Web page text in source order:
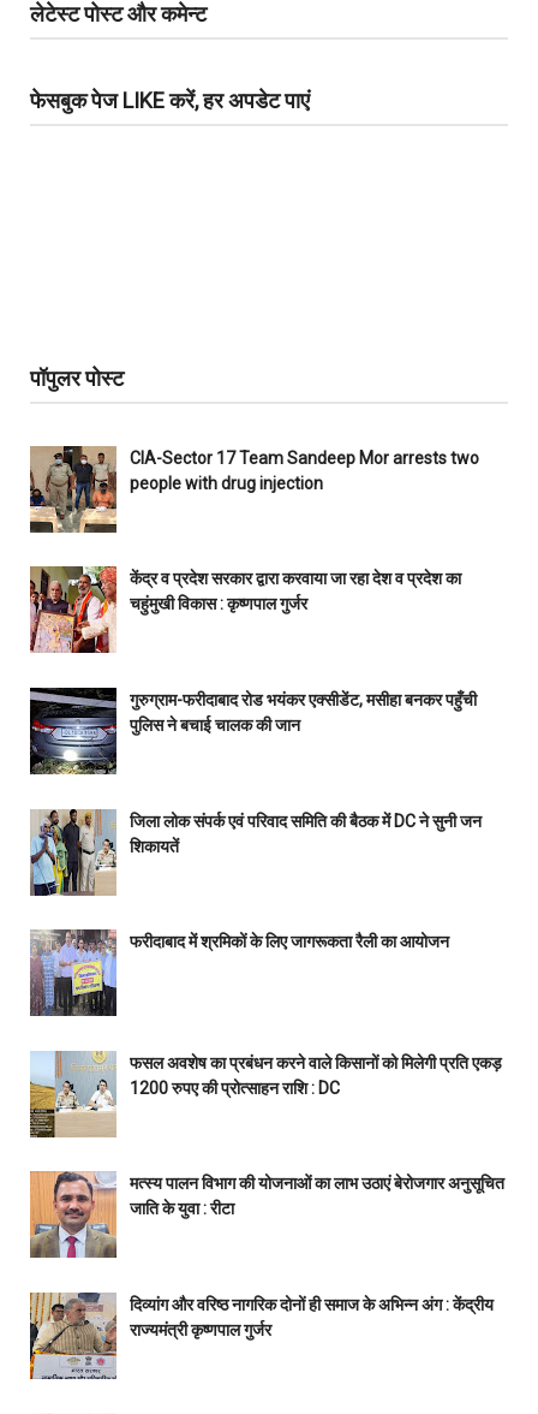
लेटेस्ट पोस्ट और कमेन्ट
फेसबुक पेज LIKE करें, हर अपडेट पाएं
पॉपुलर पोस्ट
CIA-Sector 17 Team Sandeep Mor arrests two
people with drug injection
केंद्र व प्रदेश सरकार द्वारा करवाया जा रहा देश व प्रदेश का
चहुंमुखी विकास : कृष्णपाल गुर्जर
गुरुग्राम-फरीदाबाद रोड भयंकर एक्सीडेंट, मसीहा बनकर पहुँची
पुलिस ने बचाई चालक की जान
जिला लोक संपर्क एवं परिवाद समिति की बैठक में DC ने सुनी जन
शिकायतें
फरीदाबाद में श्रमिकों के लिए जागरूकता रैली का आयोजन
फसल अवशेष का प्रबंधन करने वाले किसानों को मिलेगी प्रति एकड़
1200 रुपए की प्रोत्साहन राशि : DC
मत्स्य पालन विभाग की योजनाओं का लाभ उठाएं बेरोजगार अनुसूचित
जाति के युवा : रीटा
दिव्यांग और वरिष्ठ नागरिक दोनों ही समाज के अभिन्न अंग : केंद्रीय
राज्यमंत्री कृष्णपाल गुर्जर